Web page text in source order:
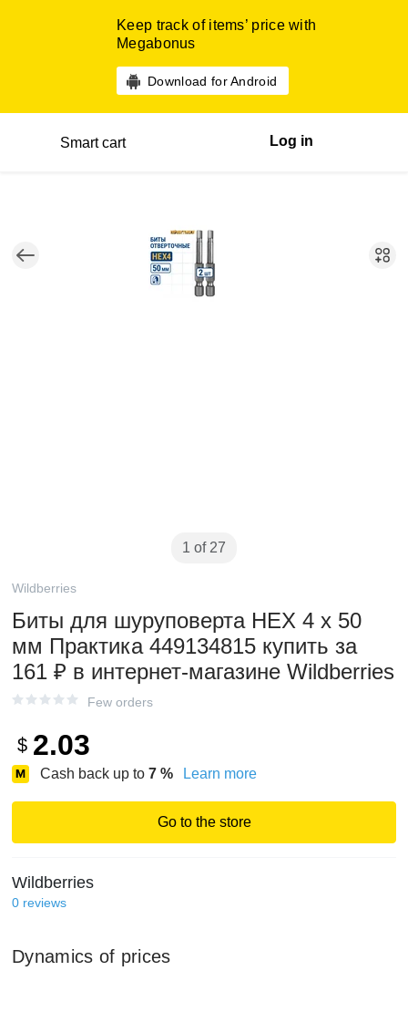
Keep track of items’ price with
Megabonus
Download for Android
Smart cart Log in
1 of 27
Wildberries
Биты для шуруповерта HEX 4 х 50
мм Практика 449134815 купить за
161 ₽ в интернет‑магазине Wildberries
Few orders
$ 2.03
Cash back up to 7 % Learn more
Go to the store
Wildberries
0 reviews
Dynamics of prices